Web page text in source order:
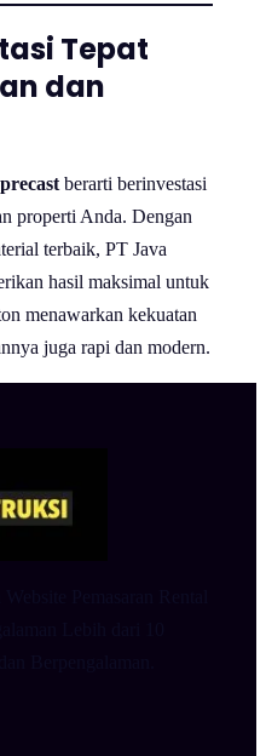
Tepat
dan
berarti berinvestasi
properti Anda. Dengan
terbaik, PT Java
hasil maksimal untuk
menawarkan kekuatan
juga rapi dan modern.